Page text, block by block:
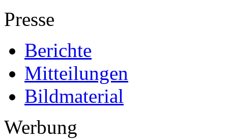
Presse
Berichte
Mitteilungen
Bildmaterial
Werbung